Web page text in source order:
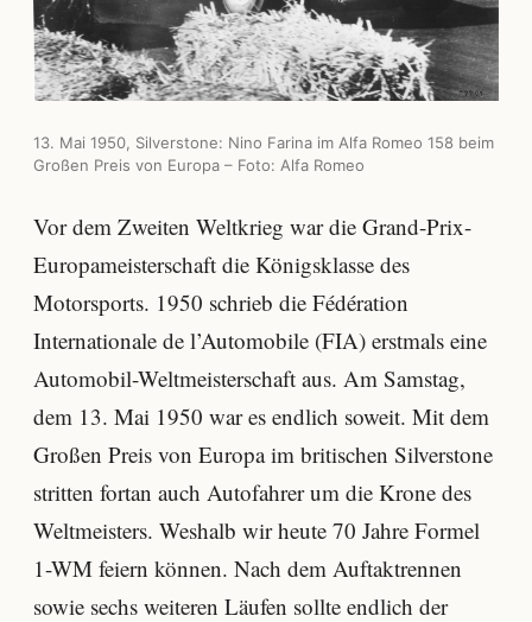
13. Mai 1950, Silverstone: Nino Farina im Alfa Romeo 158 beim
Großen Preis von Europa – Foto: Alfa Romeo
Vor dem Zweiten Weltkrieg war die Grand-Prix-
Europameisterschaft die Königsklasse des
Motorsports. 1950 schrieb die Fédération
Internationale de l’Automobile (FIA) erstmals eine
Automobil-Weltmeisterschaft aus. Am Samstag,
dem 13. Mai 1950 war es endlich soweit. Mit dem
Großen Preis von Europa im britischen Silverstone
stritten fortan auch Autofahrer um die Krone des
Weltmeisters. Weshalb wir heute 70 Jahre Formel
1-WM feiern können. Nach dem Auftaktrennen
sowie sechs weiteren Läufen sollte endlich der